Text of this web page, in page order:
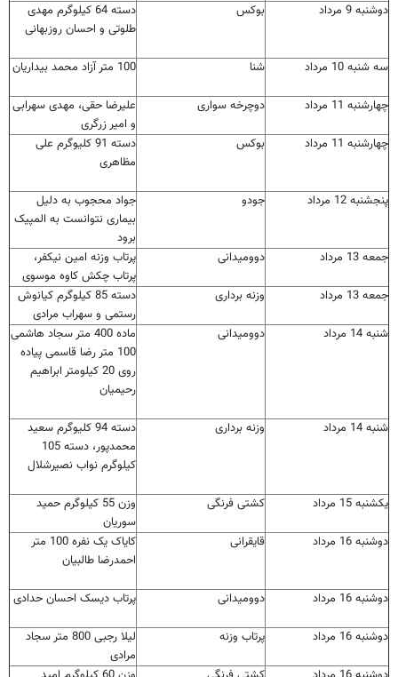
دوشنبه 9 مرداد بوکس
دسته 64 کیلوگرم مهدی
طلوتی و احسان روزبهانی
سه شنبه 10 مرداد شنا 100 متر آزاد محمد بیداریان
چهارشنبه 11 مرداد دوچرخه سواری
علیرضا حقی، مهدی سهرابی
و امیر زرگری
چهارشنبه 11 مرداد
بوکس
دسته 91 کلیوگرم علی
مظاهری
پنجشنبه 12 مرداد جودو
جواد محجوب به دلیل
بیماری نتوانست به المپیک
برود
جمعه 13 مرداد
دوومیدانی
پرتاب وزنه امین نیکفر،
پرتاب چکش کاوه موسوی
جمعه 13 مرداد
وزنه برداری
دسته 85 کیلوگرم کیانوش
رستمی و سهراب مرادی
شنبه 14 مرداد
دوومیدانی
ماده 400 متر سجاد هاشمی
100 متر رضا قاسمی پیاده
روی 20 کیلومتر ابراهیم
رحیمیان
شنبه 14 مرداد وزنه برداری
دسته 94 کلیوگرم سعید
محمدپور، دسته 105
کیلوگرم نواب نصیرشلال
یکشنبه 15 مرداد کشتی فرنگی
وزن 55 کیلوگرم حمید
سوریان
دوشنبه 16 مرداد
قایقرانی
کایاک یک نفره 100 متر
احمدرضا طالبیان
دوشنبه 16 مرداد دوومیدانی پرتاب دیسک احسان حدادی
دوشنبه 16 مرداد پرتاب وزنه
لیلا رجبی 800 متر سجاد
مرادی